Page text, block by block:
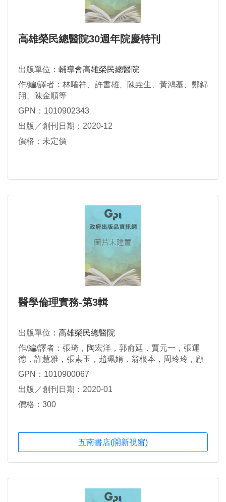
高雄榮民總醫院30週年院慶特刊
出版單位： 輔導會高雄榮民總醫院
作/編/譯者：林曜祥、許書雄、陳垚生、黃鴻基、鄭錦
翔、陳金順等
GPN：1010902343
出版／創刊日期：2020-12
價格：未定價
醫學倫理實務-第3輯
出版單位： 高雄榮民總醫院
作/編/譯者：張琦，陶宏洋，郭俞廷，賈元一，張運
德，許慧雅，張素玉，趙珮娟，翁根本，周玲玲，顧
艷秋，許雅雯，林楷城，許培德，潘慧本，周康茹，
GPN：1010900067
出版／創刊日期：2020-01
價格：300
五南書店(開新視窗)